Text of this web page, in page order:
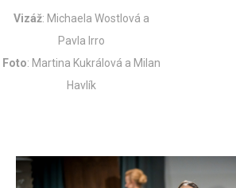
Vizáž: Michaela Wostlová a
Pavla Irro
Foto: Martina Kukrálová a Milan
Havlík